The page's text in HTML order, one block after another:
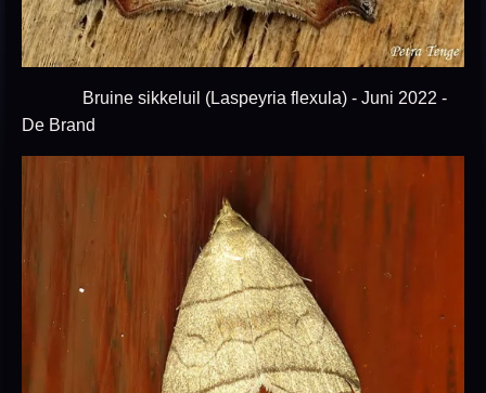
Bruine sikkeluil (Laspeyria flexula) - Juni 2022 -
De Brand